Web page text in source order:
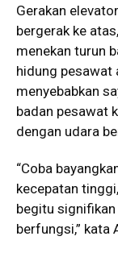
Gerakan
bergerak ke
menekan turun
hidung pesawat
menyebabkan
badan pesawat
dengan udara
“Coba
kecepatan
begitu
berfungsi,” kata